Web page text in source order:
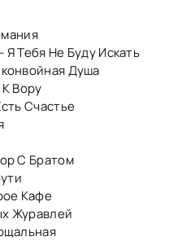
Тебя Не Буду Искать
Душа
Вору
Счастье
С Братом
Кафе
Журавлей